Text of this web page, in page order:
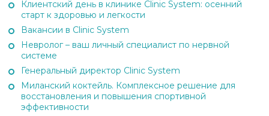
Клиентский день в клинике Clinic System: осенний
старт к здоровью и легкости
Вакансии в Clinic System
Невролог – ваш личный специалист по нервной
системе
Генеральный директор Clinic System
Миланский коктейль. Комплексное решение для
восстановления и повышения спортивной
эффективности